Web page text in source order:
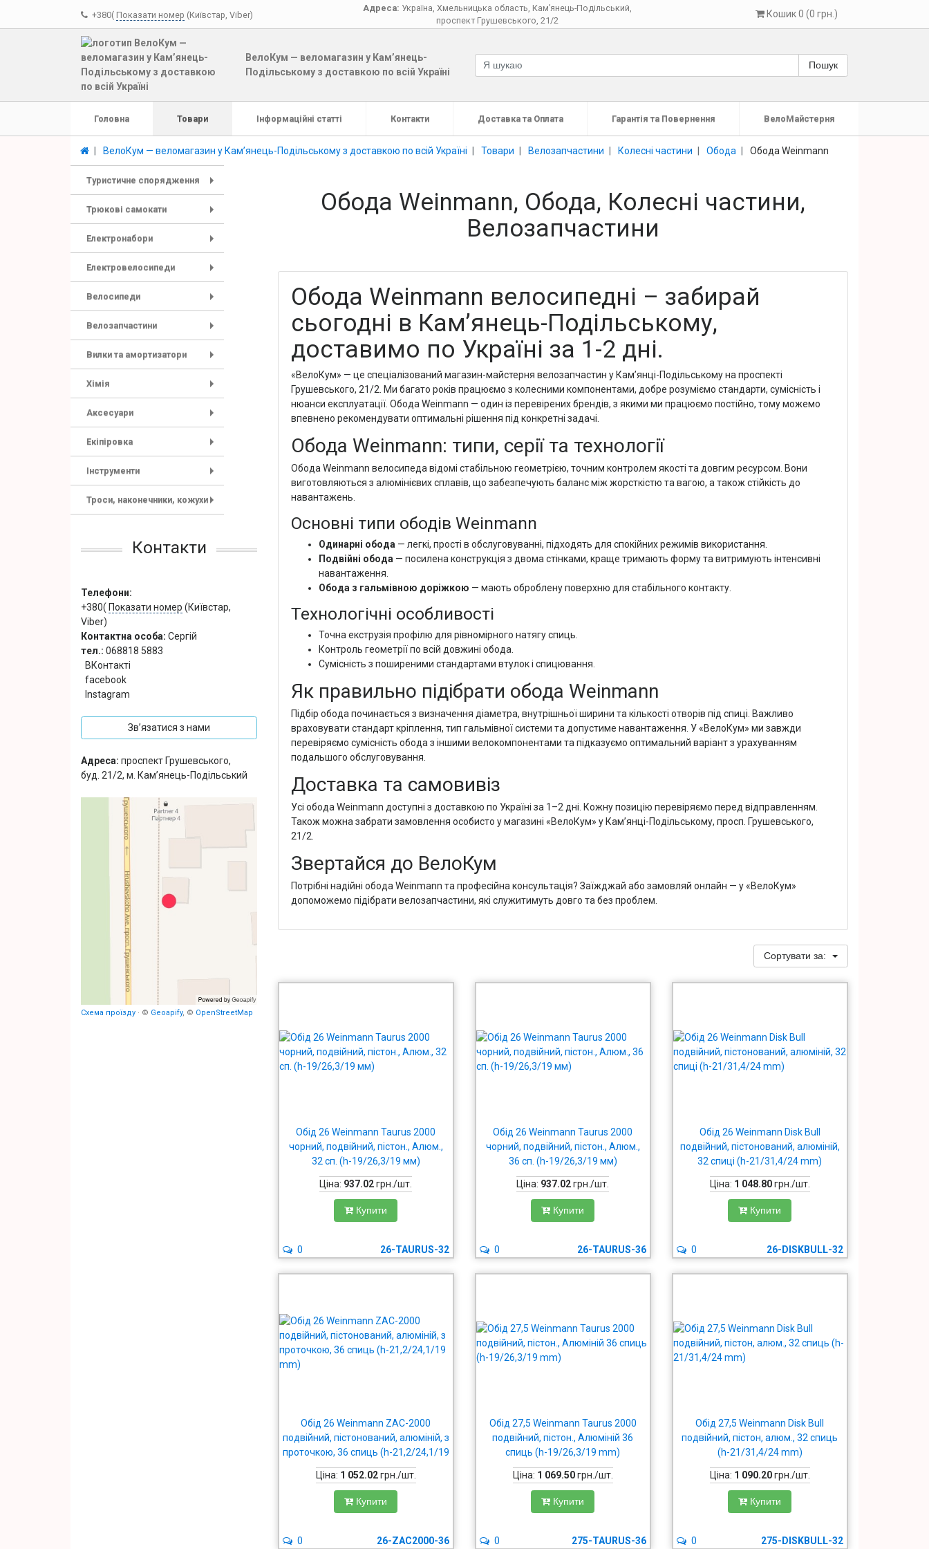
+380( Показати номер (Київстар, Viber)
Адреса: Україна Хмельницька область Кам’янець-Подільський
проспект Грушевського, 21/2
Кошик 0 (0 грн.)
ВелоКум — веломагазин у Кам’янець-
Подільському з доставкою по всій Україні
Пошук
Головна Товари Інформаційні статті Контакти Доставка та Оплата Гарантія та Повернення ВелоМайстерня
ВелоКум — веломагазин у Кам’янець-Подільському з доставкою по всій Україні Товари Велозапчастини Колесні частини Обода Обода Wеinmann
Туристичне спорядження
Трюкові самокати
Електронабори
Електровелосипеди
Велосипеди
Велозапчастини
Вилки та амортизатори
Хімія
Аксесуари
Екіпіровка
Інструменти
Троси, наконечники, кожухи
Контакти
Телефони:
+380( Показати номер (Київстар,
Viber)
Контактна особа: Сергій
тел.: 068818 5883
ВКонтакті
facebook
Instagram
Зв’язатися з нами
Адреса: проспект Грушевського,
буд. 21/2, м. Кам’янець-Подільський
Схема проїзду · © Geoapify, © OpenStreetMap
Обода Wеinmann, Обода, Колесні частини,
Велозапчастини
Обода Wеinmann велосипедні – забирай
сьогодні в Кам’янець-Подільському,
доставимо по Україні за 1-2 дні.
«ВелоКум» — це спеціалізований магазин-майстерня велозапчастин у Кам’янці-Подільському на проспекті
Грушевського, 21/2. Ми багато років працюємо з колесними компонентами, добре розуміємо стандарти, сумісність і
нюанси експлуатації. Обода Wеinmann — один із перевірених брендів, з якими ми працюємо постійно, тому можемо
впевнено рекомендувати оптимальні рішення під конкретні задачі.
Обода Wеinmann: типи, серії та технології
Обода Wеinmann велосипеда відомі стабільною геометрією, точним контролем якості та довгим ресурсом. Вони
виготовляються з алюмінієвих сплавів, що забезпечують баланс між жорсткістю та вагою, а також стійкість до
навантажень.
Основні типи ободів Wеinmann
Одинарні обода — легкі, прості в обслуговуванні, підходять для спокійних режимів використання.
Подвійні обода — посилена конструкція з двома стінками, краще тримають форму та витримують інтенсивні
навантаження.
Обода з гальмівною доріжкою — мають оброблену поверхню для стабільного контакту.
Технологічні особливості
Точна екструзія профілю для рівномірного натягу спиць.
Контроль геометрії по всій довжині обода.
Сумісність з поширеними стандартами втулок і спицювання.
Як правильно підібрати обода Wеinmann
Підбір обода починається з визначення діаметра, внутрішньої ширини та кількості отворів під спиці. Важливо
враховувати стандарт кріплення, тип гальмівної системи та допустиме навантаження. У «ВелоКум» ми завжди
перевіряємо сумісність обода з іншими велокомпонентами та підказуємо оптимальний варіант з урахуванням
подальшого обслуговування.
Доставка та самовивіз
Усі обода Wеinmann доступні з доставкою по Україні за 1–2 дні. Кожну позицію перевіряємо перед відправленням.
Також можна забрати замовлення особисто у магазині «ВелоКум» у Кам’янці-Подільському, просп. Грушевського,
21/2.
Звертайся до ВелоКум
Потрібні надійні обода Wеinmann та професійна консультація? Заїжджай або замовляй онлайн — у «ВелоКум»
допоможемо підібрати велозапчастини, які служитимуть довго та без проблем.
Сортувати за:
Обід 26 Weinmann Taurus 2000
чорний, подвійний, пістон., Алюм.,
32 сп. (h-19/26,3/19 мм)
Ціна: 937.02грн./шт.
Купити
26-TAURUS-32
0
Обід 26 Weinmann Taurus 2000
чорний, подвійний, пістон., Алюм.,
36 сп. (h-19/26,3/19 мм)
Ціна: 937.02грн./шт.
Купити
26-TAURUS-36
0
Обід 26 Wеinmann Disk Bull
подвійний, пістонований, алюміній,
32 спиці (h-21/31,4/24 mm)
Ціна: 1 048.80грн./шт.
Купити
26-DISKBULL-32
0
Обід 26 Weinmann ZAC-2000
подвійний, пістонований, алюміній, з
проточкою, 36 спиць (h-21,2/24,1/19
mm)
Ціна: 1 052.02грн./шт.
Купити
26-ZAC2000-36
0
Обід 27,5 Weinmann Taurus 2000
подвійний, пістон., Алюміній 36
спиць (h-19/26,3/19 mm)
Ціна: 1 069.50грн./шт.
Купити
275-TAURUS-36
0
Обід 27,5 Weinmann Disk Bull
подвійний, пістон, алюм., 32 спиць
(h-21/31,4/24 mm)
Ціна: 1 090.20грн./шт.
Купити
275-DISKBULL-32
0